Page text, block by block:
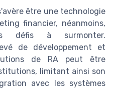
être une technologie
financier, néanmoins,
défis à surmonter.
de développement et
de RA peut être
limitant ainsi son
avec les systèmes